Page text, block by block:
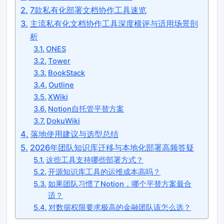
7款私有化部署文档协作工具速览
主流私有化文档协作工具深度横评与适用场景剖
析
ONES
Tower
BookStack
Outline
XWiki
Notion自托管平替方案
DokuWiki
落地使用建议与选型总结
2026年团队知识库迁移与本地化部署高频答疑
这些工具支持哪些部署方式？
开源知识库工具的运维成本高吗？
如果团队习惯了Notion，哪个平替方案最合
适？
对数据权限要求极高的金融团队该怎么选？